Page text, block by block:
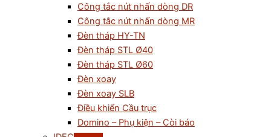
Công tắc nút nhấn dòng DR
Công tắc nút nhấn dòng MR
Đèn tháp HY-TN
Đèn tháp STL Ø40
Đèn tháp STL Ø60
Đèn xoay
Đèn xoay SLB
Điều khiển Cầu trục
Domino – Phụ kiện – Còi báo